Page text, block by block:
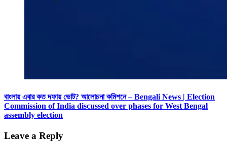
বাংলায় এবার কত দফায় ভোট? আলোচনা কমিশনে – Bengali News | Election
Commission of India discussed over phases for West Bengal
assembly election
Leave a Reply